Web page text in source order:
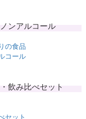
ンアルコール
の食品
コール
飲み比べセット
セット